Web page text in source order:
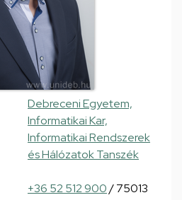
Debreceni Egyetem,
Informatikai Kar,
Informatikai Rendszerek
és Hálózatok Tanszék
+36 52 512 900/ 75013